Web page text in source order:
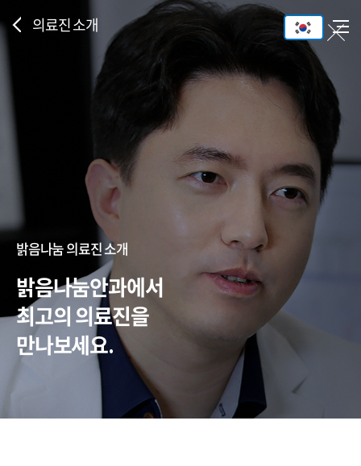
의료진 소개
밝음나눔 의료진 소개
밝음나눔안과에서
최고의 의료진을
만나보세요.